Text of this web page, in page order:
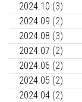
2024.10 (3)
2024.09 (2)
2024.08 (3)
2024.07 (2)
2024.06 (2)
2024.05 (2)
2024.04 (2)